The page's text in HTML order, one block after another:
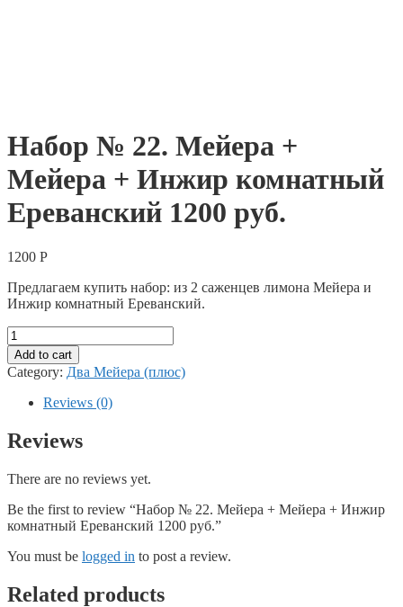
Набор № 22. Мейера +
Мейера + Инжир комнатный
Ереванский 1200 руб.
1200 Р
Предлагаем купить набор: из 2 саженцев лимона Мейера и
Инжир комнатный Ереванский.
Набор
№
22.
Мейера
Мейера
+
Инжир
Ереванский
руб.
quantity
Add to cart
Category: Два Мейера (плюс)
Reviews (0)
Reviews
There are no reviews yet.
Be the first to review “Набор № 22. Мейера + Мейера + Инжир
комнатный Ереванский 1200 руб.”
You must be logged in to post a review.
Related products